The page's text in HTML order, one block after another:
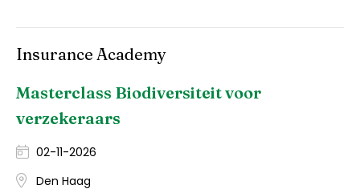
Insurance Academy
Masterclass Biodiversiteit voor
verzekeraars
02-11-2026
Den Haag